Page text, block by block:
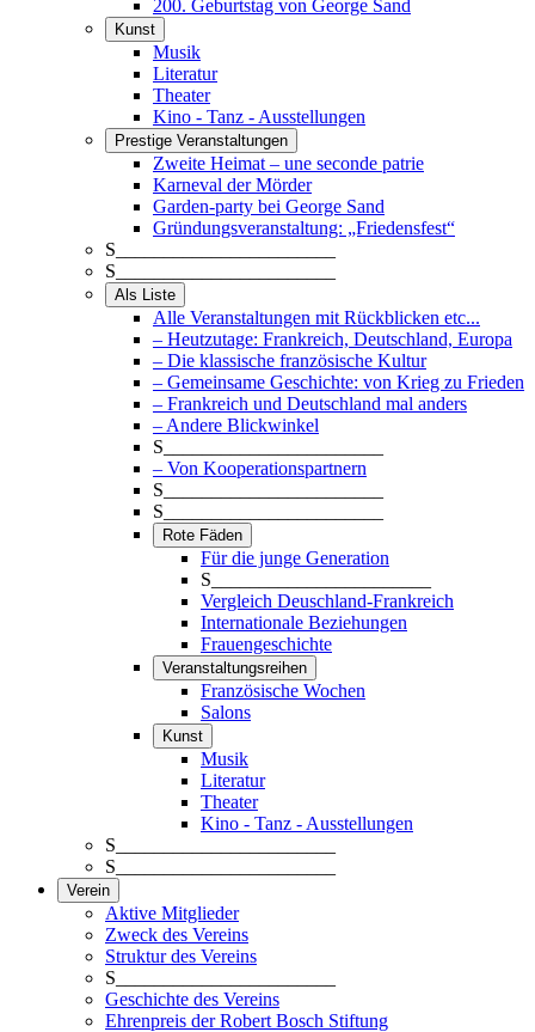
200. Geburtstag von George Sand
Kunst
Musik
Literatur
Theater
Kino - Tanz - Ausstellungen
Prestige Veranstaltungen
Zweite Heimat – une seconde patrie
Karneval der Mörder
Garden-party bei George Sand
Gründungsveranstaltung: „Friedensfest“
S_______________________
S_______________________
Als Liste
Alle Veranstaltungen mit Rückblicken etc...
– Heutzutage: Frankreich, Deutschland, Europa
– Die klassische französische Kultur
– Gemeinsame Geschichte: von Krieg zu Frieden
– Frankreich und Deutschland mal anders
– Andere Blickwinkel
S_______________________
– Von Kooperationspartnern
S_______________________
S_______________________
Rote Fäden
Für die junge Generation
S_______________________
Vergleich Deuschland-Frankreich
Internationale Beziehungen
Frauengeschichte
Veranstaltungsreihen
Französische Wochen
Salons
Kunst
Musik
Literatur
Theater
Kino - Tanz - Ausstellungen
S_______________________
S_______________________
Verein
Aktive Mitglieder
Zweck des Vereins
Struktur des Vereins
S_______________________
Geschichte des Vereins
Ehrenpreis der Robert Bosch Stiftung